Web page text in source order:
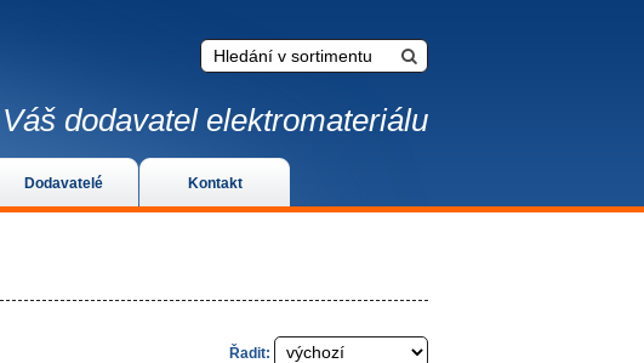
Dodavatelé Kontakt
Váš dodavatel elektromateriálu
Řadit: